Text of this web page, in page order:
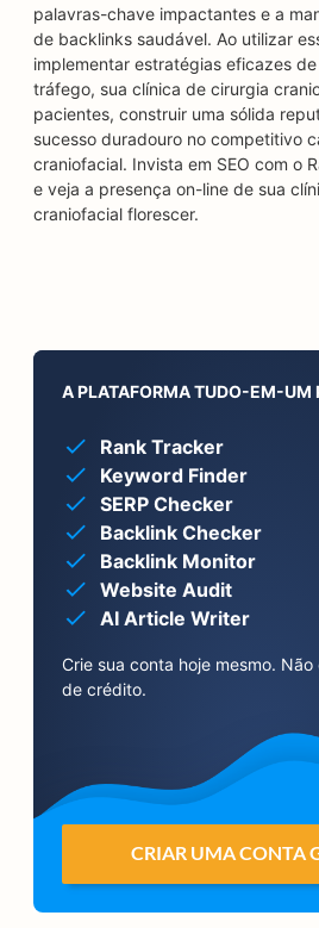
palavras-chave impactantes e a
de backlinks saudável. Ao utilizar
implementar estratégias eficazes
tráfego, sua clínica de cirurgia
pacientes, construir uma sólida
sucesso duradouro no competitivo
craniofacial. Invista em SEO com o
e veja a presença on-line de sua
craniofacial florescer.
A PLATAFORMA TUDO-EM-UM
Rank Tracker
Keyword Finder
SERP Checker
Backlink Checker
Backlink Monitor
Website Audit
AI Article Writer
Crie sua conta hoje mesmo.
de crédito.
CRIAR UMA CONTA